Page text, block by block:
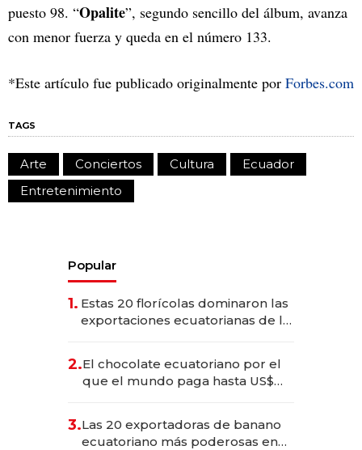
puesto 98. “Opalite”, segundo sencillo del álbum, avanza
con menor fuerza y queda en el número 133.
*Este artículo fue publicado originalmente por Forbes.com
TAGS
Arte Conciertos Cultura
Ecuador
Entretenimiento
Popular
1. Estas 20 florícolas dominaron las
exportaciones ecuatorianas de la
2.El chocolate ecuatoriano por el
que el mundo paga hasta US$
3.Las 20 exportadoras de banano
ecuatoriano más poderosas en